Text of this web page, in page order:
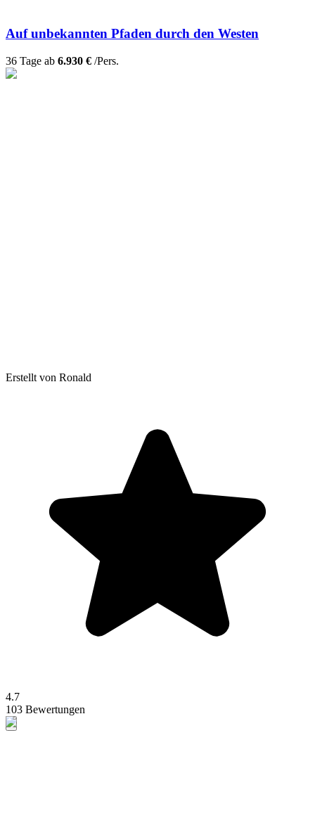
Auf unbekannten Pfaden durch den Westen
36 Tage ab 6.930 € /Pers.
Erstellt von Ronald
4.7
103 Bewertungen